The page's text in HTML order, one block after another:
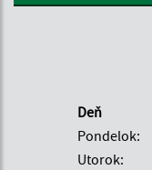
Deň
Pondelok:
Utorok: